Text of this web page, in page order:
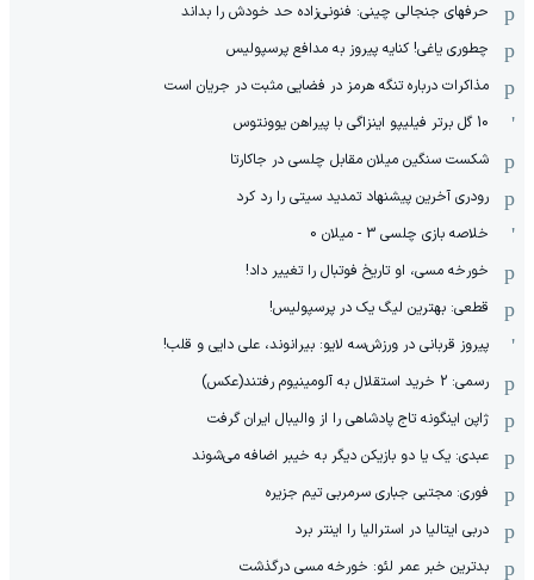
حرفهای جنجالی چینی: فنونی‌زاده حد خودش را بداند
چطوری یاغی! کنایه پیروز به مدافع پرسپولیس
مذاکرات درباره تنگه هرمز در فضایی مثبت در جریان است
10 گل برتر فیلیپو اینزاگی با پیراهن یوونتوس
شکست سنگین میلان مقابل چلسی در جاکارتا
رودری آخرین پیشنهاد تمدید سیتی را رد کرد
خلاصه بازی چلسی 3 - میلان 0
خورخه مسی، او تاریخ فوتبال را تغییر داد!
قطعی: بهترین لیگ یک در پرسپولیس!
پیروز قربانی در ورزش‌سه لایو: بیرانوند، علی دایی و قلب!
رسمی: 2 خرید استقلال به آلومینیوم رفتند(عکس)
ژاپن اینگونه تاج پادشاهی را از والیبال ایران گرفت
عبدی: یک یا دو بازیکن دیگر به خیبر اضافه می‌شوند
فوری: مجتبی جباری سرمربی تیم جزیره
دربی ایتالیا در استرالیا را اینتر برد
بدترین خبر عمر لئو: خورخه مسی درگذشت